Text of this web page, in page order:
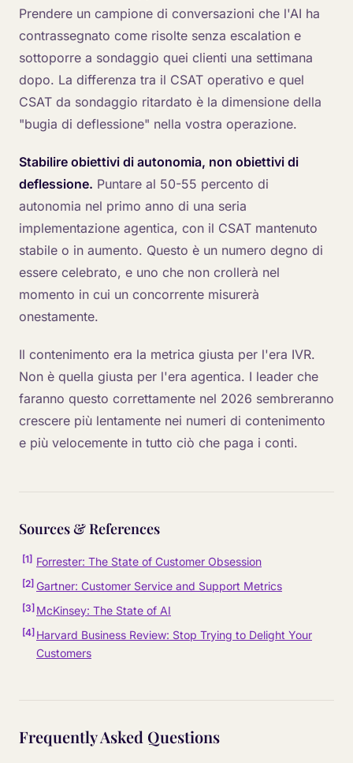
Prendere un campione di conversazioni che l'AI ha
contrassegnato come risolte senza escalation e
sottoporre a sondaggio quei clienti una settimana
dopo. La differenza tra il CSAT operativo e quel
CSAT da sondaggio ritardato è la dimensione della
"bugia di deflessione" nella vostra operazione.
Stabilire obiettivi di autonomia, non obiettivi di
deflessione. Puntare al 50-55 percento di
autonomia nel primo anno di una seria
implementazione agentica, con il CSAT mantenuto
stabile o in aumento. Questo è un numero degno di
essere celebrato, e uno che non crollerà nel
momento in cui un concorrente misurerà
onestamente.
Il contenimento era la metrica giusta per l'era IVR.
Non è quella giusta per l'era agentica. I leader che
faranno questo correttamente nel 2026 sembreranno
crescere più lentamente nei numeri di contenimento
e più velocemente in tutto ciò che paga i conti.
Sources & References
[1] Forrester: The State of Customer Obsession
[2] Gartner: Customer Service and Support Metrics
[3] McKinsey: The State of AI
[4] Harvard Business Review: Stop Trying to Delight Your
Customers
Frequently Asked Questions